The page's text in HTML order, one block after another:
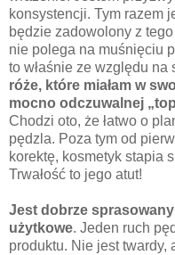
konsystencji. Tym razem
będzie zadowolony z
nie polega na muśnięciu
to właśnie ze względu na
róże, które miałam w
mocno odczuwalnej
Chodzi oto, że łatwo o
pędzla. Poza tym od
korektę, kosmetyk stapia
Trwałość to jego atut!
Jest dobrze
użytkowe. Jeden ruch
produktu. Nie jest twardy,